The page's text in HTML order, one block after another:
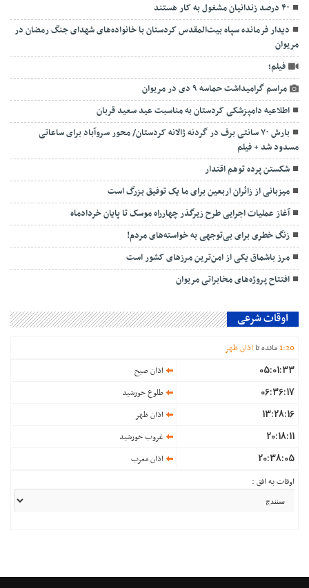
۴۰ درصد زندانیان مشغول به کار هستند
دیدار فرمانده سپاه بیت‌المقدس کردستان با خانواده‌های شهدای جنگ رمضان در
مریوان
فیلم؛
مراسم گرامیداشت حماسه ۹ دی در مریوان
اطلاعیه دامپزشکی کردستان به مناسبت عید سعید قربان
بارش ۷۰ سانتی ‌برف در گردنه ژالانه کردستان/ محور سروآباد ‌برای ساعاتی
مسدود شد + فیلم
شکستن پرده توهم اقتدار
میزبانی از زائران اربعین برای ما یک توفیق بزرگ است
آغاز عملیات اجرایی طرح زیرگذر چهارراه موسک تا پایان خردادماه
زنگ خطری برای بی‌توجهی به خواسته‌های مردم!
مرز باشماق یکی از امن‌ترین مرزهای کشور است
افتتاح پروژه‌های مخابراتی مریوان
اوقات شرعی
1:20 مانده تا اذان ظهر
05:01:33 اذان صبح
06:36:17 طلوع خورشید
13:28:16 اذان ظهر
20:18:11 غروب خورشید
20:38:05
اذان مغرب
اوقات به افق :